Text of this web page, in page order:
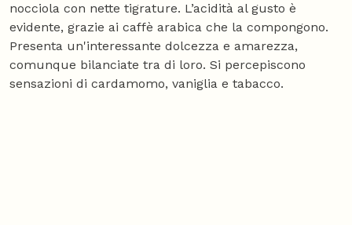
nocciola con nette tigrature. L’acidità al gusto è
evidente, grazie ai caffè arabica che la compongono.
Presenta un'interessante dolcezza e amarezza,
comunque bilanciate tra di loro. Si percepiscono
sensazioni di cardamomo, vaniglia e tabacco.